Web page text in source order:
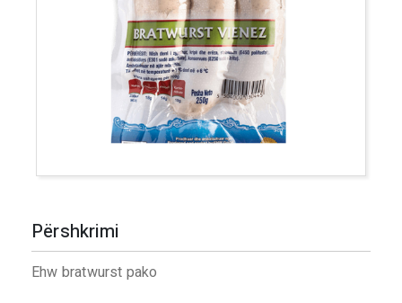
Përshkrimi
Ehw bratwurst pako